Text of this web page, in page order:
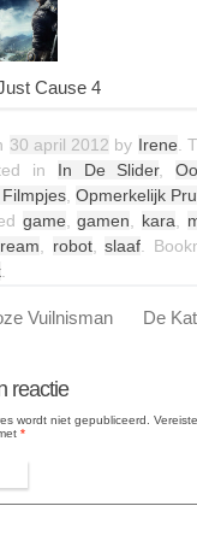
Cause 4
30 april 2012 by Irene .
in In De Slider,
Opmerkelijk
game ,gamen kara
robot,slaaf .
Vuilnisman De
reactie
wordt niet gepubliceerd.
*